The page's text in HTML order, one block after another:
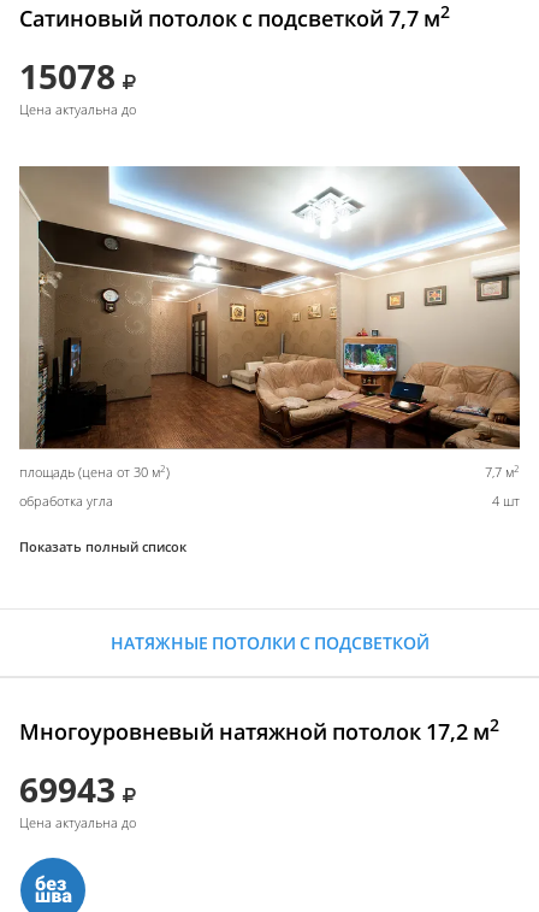
Сатиновый потолок с подсветкой 7,7 м2
15078
Цена актуальна до
площадь (цена от 30 м2) 7,7 м2
обработка угла 4 шт
Показать полный список
НАТЯЖНЫЕ ПОТОЛКИ С ПОДСВЕТКОЙ
Многоуровневый натяжной потолок 17,2 м2
69943
Цена актуальна до